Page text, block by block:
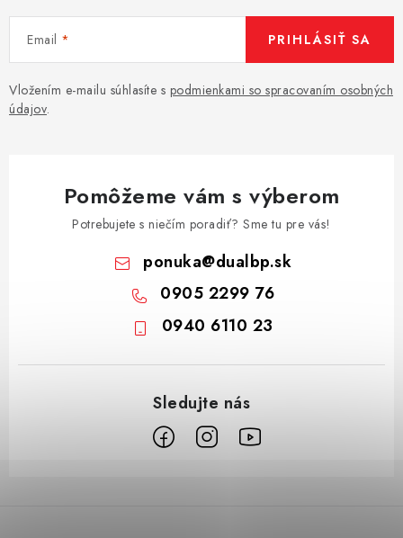
Email
Vložením e-mailu súhlasíte s podmienkami so spracovaním osobných
údajov.
PRIHLÁSIŤ SA
Pomôžeme vám s výberom
Potrebujete s niečím poradiť? Sme tu pre vás!
ponuka@dualbp.sk
0905 2299 76
0940 6110 23